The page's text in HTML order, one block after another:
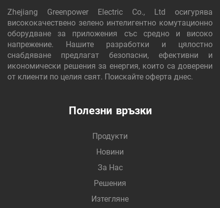
типови изпитвания и международни сертификати,
нашите части гарантират дълготрайност и
ефективност. Разчитайте на нашите части за НН
комутационни табла, за да осигурят сигурната
основа, от която зависи критичното Ви
Zhejiang Greenpower Electric Co., Ltd осигурява
висококачествено зелено интелигентно комутационно
оборудване за приложения със средно и високо
напрежение. Нашите разработки и цялостно
снабдяване предлагат безопасни, ефективни и
икономически решения за енергия, които са доверени
от клиенти по целия свят. Поискайте оферта днес.
Полезни връзки
Продукти
Новини
За Нас
Решения
Изтегляне